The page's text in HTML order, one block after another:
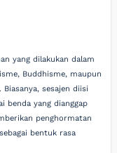
yang dilakukan dalam
Buddhisme, maupun
sesajen diisi
benda yang dianggap
penghormatan
bentuk rasa